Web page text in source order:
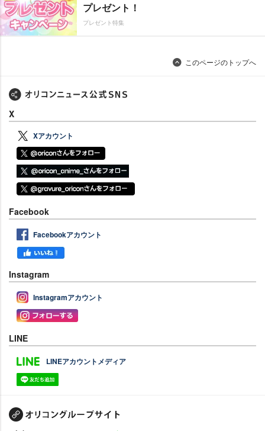
プレゼント！
プレゼント特集
このページのトップへ
X
Xアカウント
Facebook
Facebookアカウント
Instagram
Instagramアカウント
LINE
LINEアカウントメディア